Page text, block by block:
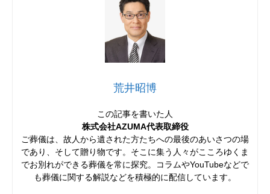
荒井昭博
この記事を書いた人
株式会社AZUMA代表取締役
ご葬儀は、故人から遺された方たちへの最後のあいさつの場
であり、そして贈り物です。そこに集う人々がこころゆくま
でお別れができる葬儀を常に探究。コラムやYouTubeなどで
も葬儀に関する解説などを積極的に配信しています。